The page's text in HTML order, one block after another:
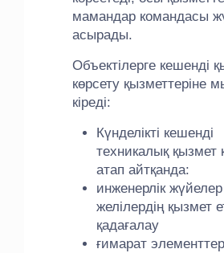
мамандар командасы
асырады.
Объектілерге кешенді
көрсету қызметтеріне
кіреді:
Күнделікті кешенді
техникалық қызмет
атап айтқанда:
инженерлік
желілердің қызмет
қадағалау
ғимарат